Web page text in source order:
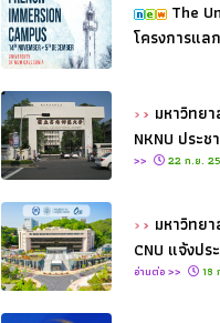
The
โครงการแล
มหาวิทย
NKNU ประ
>> 22 ก.ย.
มหาวิทย
CNU แจ้งป
อ่านต่อ >> 18